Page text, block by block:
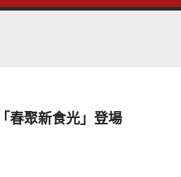
春聚新食光」登場